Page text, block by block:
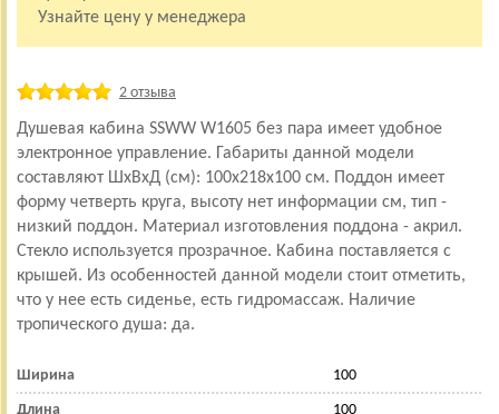
Узнайте цену у менеджера
2 отзыва
Душевая кабина SSWW W1605 без пара имеет удобное
электронное управление. Габариты данной модели
составляют ШхВхД (см): 100x218x100 см. Поддон имеет
форму четверть круга, высоту нет информации см, тип -
низкий поддон. Материал изготовления поддона - акрил.
Стекло используется прозрачное. Кабина поставляется с
крышей. Из особенностей данной модели стоит отметить,
что у нее есть сиденье, есть гидромассаж. Наличие
тропического душа: да.
Ширина 100
Длина 100